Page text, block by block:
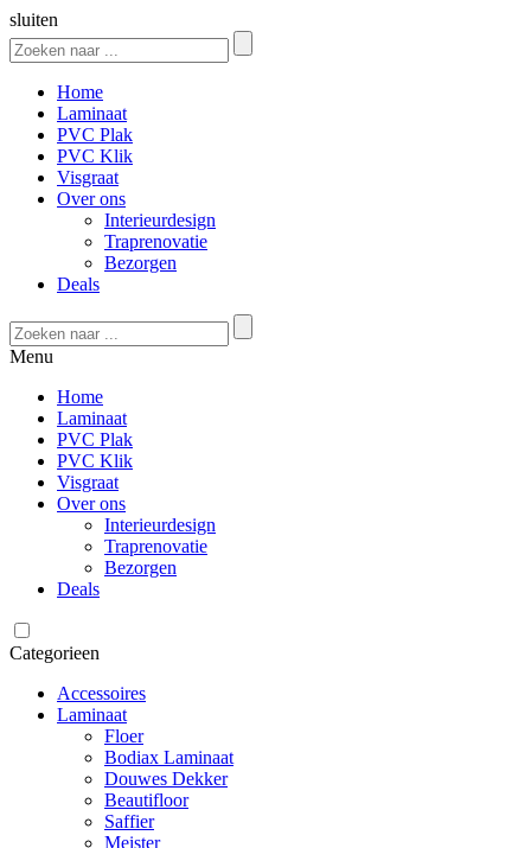
sluiten
Home
Laminaat
PVC Plak
PVC Klik
Visgraat
Over ons
Interieurdesign
Traprenovatie
Bezorgen
Deals
Menu
Home
Laminaat
PVC Plak
PVC Klik
Visgraat
Over ons
Interieurdesign
Traprenovatie
Bezorgen
Deals
Categorieen
Accessoires
Laminaat
Floer
Bodiax Laminaat
Douwes Dekker
Beautifloor
Saffier
Meister